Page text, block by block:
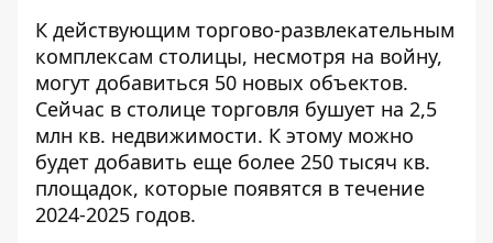
К действующим торгово-развлекательным
комплексам столицы, несмотря на войну,
могут добавиться 50 новых объектов.
Сейчас в столице торговля бушует на 2,5
млн кв. недвижимости. К этому можно
будет добавить еще более 250 тысяч кв.
площадок, которые появятся в течение
2024-2025 годов.